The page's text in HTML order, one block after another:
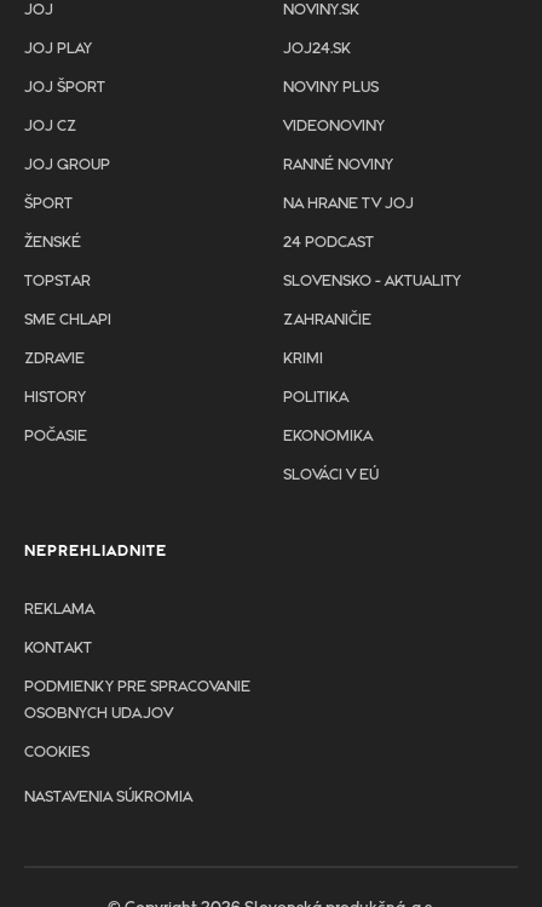
JOJ
JOJ PLAY
JOJ ŠPORT
JOJ CZ
JOJ GROUP
ŠPORT
ŽENSKÉ
TOPSTAR
SME CHLAPI
ZDRAVIE
HISTORY
POČASIE
NOVINY.SK
JOJ24.SK
NOVINY PLUS
VIDEONOVINY
RANNÉ NOVINY
NA HRANE TV JOJ
24 PODCAST
SLOVENSKO - AKTUALITY
ZAHRANIČIE
KRIMI
POLITIKA
EKONOMIKA
SLOVÁCI V EÚ
NEPREHLIADNITE
REKLAMA
KONTAKT
PODMIENKY PRE SPRACOVANIE
OSOBNYCH UDAJOV
COOKIES
NASTAVENIA SÚKROMIA